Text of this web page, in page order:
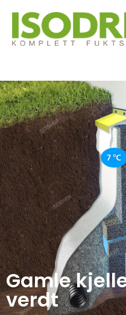
Gamle
verdt